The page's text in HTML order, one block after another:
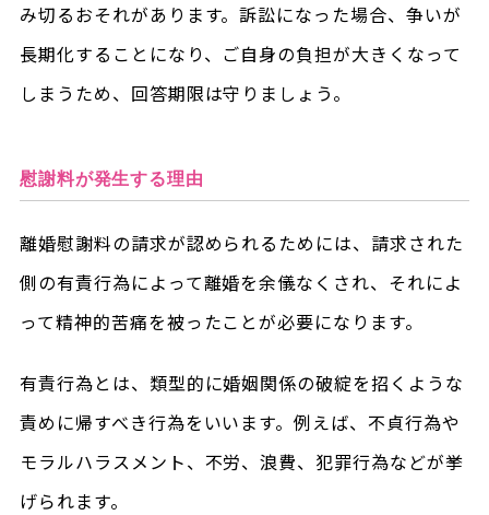
み切るおそれがあります。訴訟になった場合、争いが
長期化することになり、ご自身の負担が大きくなって
しまうため、回答期限は守りましょう。
慰謝料が発生する理由
離婚慰謝料の請求が認められるためには、請求された
側の有責行為によって離婚を余儀なくされ、それによ
って精神的苦痛を被ったことが必要になります。
有責行為とは、類型的に婚姻関係の破綻を招くような
責めに帰すべき行為をいいます。例えば、不貞行為や
モラルハラスメント、不労、浪費、犯罪行為などが挙
げられます。